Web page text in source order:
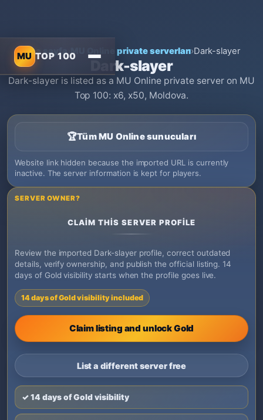
MU TOP 100
Ana sayfa› MU Online private serverları›Dark-slayer
Dark-slayer
Dark-slayer is listed as a MU Online private server on MU
Top 100: x6, x50, Moldova.
🏆Tüm MU Online sunucuları
Website link hidden because the imported URL is currently
inactive. The server information is kept for players.
SERVER OWNER?
CLAIM THIS SERVER PROFILE
Review the imported Dark-slayer profile, correct outdated
details, verify ownership, and publish the official listing. 14
days of Gold visibility starts when the profile goes live.
14 days of Gold visibility included
Claim listing and unlock Gold
List a different server free
✓ 14 days of Gold visibility